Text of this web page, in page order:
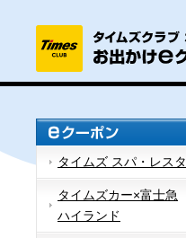
タイムズ スパ・レスタ
タイムズカー×富士急
ハイランド